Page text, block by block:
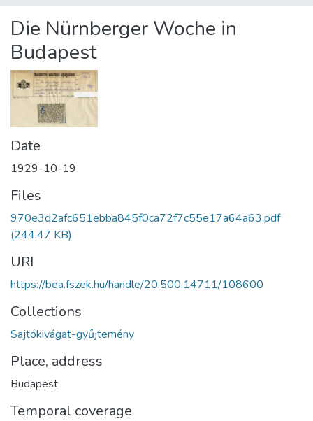
About us
Die Nürnberger Woche in
Budapest
Date
1929-10-19
Files
970e3d2afc651ebba845f0ca72f7c55e17a64a63.pdf
(244.47 KB)
URI
https://bea.fszek.hu/handle/20.500.14711/108600
Collections
Sajtókivágat-gyűjtemény
Place, address
Budapest
Temporal coverage